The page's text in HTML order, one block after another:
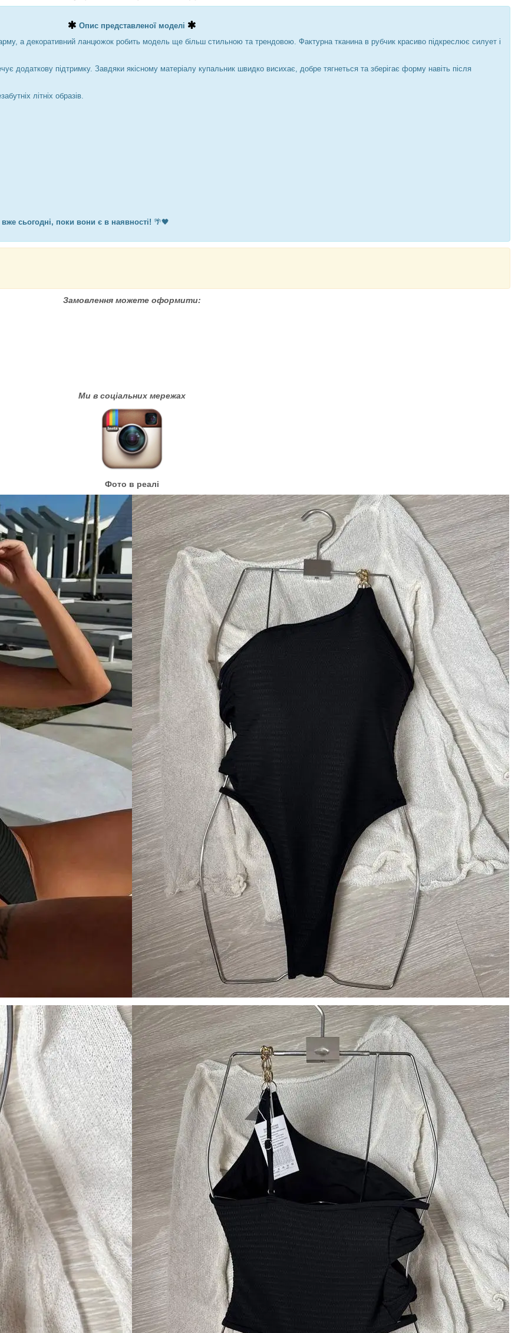
Опис представленої моделі
а декоративний ланцюжок робить модель ще більш стильною та трендовою. Фактурна тканина в рубчик красиво підкреслює силует і
додаткову підтримку. Завдяки якісному матеріалу купальник швидко висихає, добре тягнеться та зберігає форму навіть після
літніх образів.
сьогодні, поки вони є в наявності! 🌴🖤
Замовлення можете оформити:
Ми в соціальних мережах
Фото в реалі